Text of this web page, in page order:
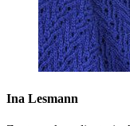
Ina Lesmann